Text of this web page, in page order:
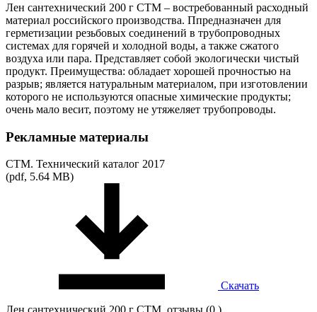
Лен сантехнический 200 г СТМ – востребованный расходный
материал российского производства. Ппредназначен для
герметизации резьбовых соединений в трубопроводных
системах для горячей и холодной воды, а также сжатого
воздуха или пара. Представляет собой экологически чистый
продукт. Преимущества: обладает хорошей прочностью на
разрыв; является натуральным материалом, при изготовлении
которого не используются опасные химические продукты;
очень мало весит, поэтому не утяжеляет трубопроводы.
Рекламные материалы
СТМ. Технический каталог 2017
(pdf, 5.64 MB)
Скачать